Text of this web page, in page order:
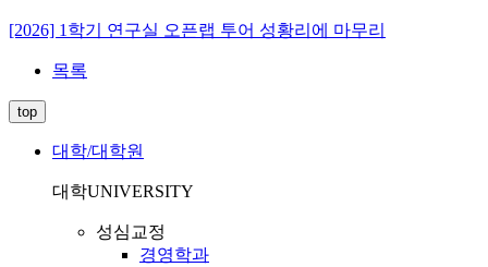
[2026] 1학기 연구실 오픈랩 투어 성황리에 마무리
목록
top
대학/대학원
대학UNIVERSITY
성심교정
경영학과